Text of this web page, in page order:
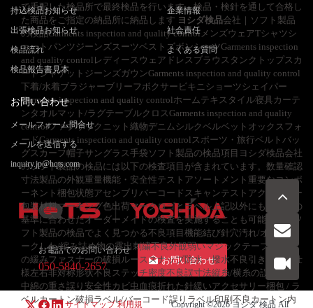
で手配した検品所で最終検品を行います。検品・検針を通して合格し
た商品をご指定の納品所に納品します ヨシダ検品会社｜ソフト製品
の検品Garments inspection and quality controlメンズウェアTシャツシ
ョートパンツジーンズスーツベストズボンシャツGarments inspection
and quality controlレディースウェアドレスブラウスタンクトップスカ
ートジャケットジーンズガウンGarments inspection and quality control
下着/水着ブラジャーブリーフボクサービキニショーツシェイパー
Garments inspection and quality controlホームテキスタイル寝具カーテ
ンタオルマット/ラグテーブルクロスGarments inspection and quality
controlファブリックニット織物デニムシルクベルベットオックスフォ
ードGarments inspection and quality controlスポーツ・旅行ベルトバッ
グスカーフ帽子サングラス手袋ソフト製品の検品項目ヨシダ検品会社
のソフト製品の検品には以下の検査項目が含まれています。数量確認
寸法製品の外観重量機能・安全性テストアソートメント重要なコンポ
ーネント梱包状態アセンブリバーコードスキャンテストアクセサリー
包装材料マーキング色出荷マークロゴとラベル上記以外にもお客様の
基準に合わせたオーダーメイドの検査を実施することも可能です。ソ
フト製品の検品でよく見つかる不良項目機能結び針穴汚れ/オイルマ
ークしわ/縮み詰め物の露出刺繍不良外観弱いマジックテープボタン
の緩みファスナーの破損ルーススナップ防水・撥水不良引き紐不良仕
様左右非対称形状不良ステッチ密度不良誤寸法縦糸/横糸の誤り生地/
中綿の重さ誤り安全性カビ虫血痕折れた針緩いアクセサリー梱包 / ラ
ベルカートン破損ラベル/バーコード誤りラベル印刷不良カートン内
持込検品お知らせ
出張検品お知らせ
検品流れ
検品報告書見本
企業情報
社会責任
よくある質問
お問い合わせ
メールフォーム問合せ
メールを送信する
inquiry.jp@hqts.com
お電話でのお問い合わせ
050-5840-2657
お問い合わせ
サイトマップ 利用規 Copyright ©2026ヨシダ 検品 All